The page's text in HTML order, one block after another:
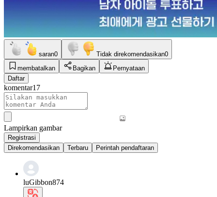
saran0 Tidak direkomendasikan0
membatalkan
Bagikan
Pernyataan
Daftar
komentar17
Lampirkan gambar
Registrasi
Direkomendasikan
Terbaru Perintah pendaftaran
luGibbon874